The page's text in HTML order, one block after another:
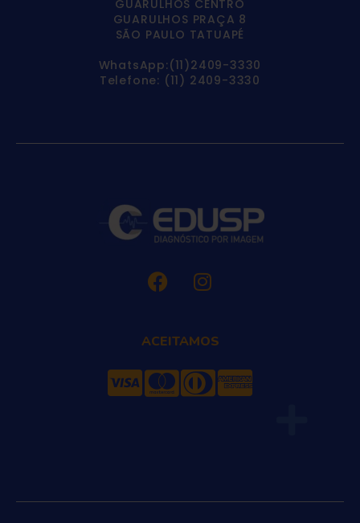
ACEITAMOS
GUARULHOS CENTRO
GUARULHOS PRAÇA 8
SÃO PAULO TATUAPÉ
WhatsApp:(11)2409-3330
Telefone: (11) 2409-3330